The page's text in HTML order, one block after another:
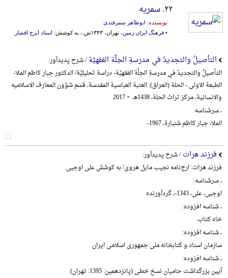
۲۲. سمریه
نویسنده: ابوطاهر سمرقندی
• فرهنگ ایران زمین، تهران، ۱۳۴۳ش.، به کوشش: استاد ایرج افشار
التأصیلُ والتجدیدُ في مدرسةِ الحِلَّة الفقهیَّة/ شرح پدیدآور:
التأصیلُ والتجدیدُ في مدرسةِ الحِلَّة الفقهیَّة- دراسة تحلیلیَّة/ الدکتور جبار کاظم الملا-
الطبعة الاولی.- الحلة (العراق): العتبة العباسیة المقدسة، قسم شؤون المعارف الاسلامیه
والانسانیة، مرکز تراث الحلة، 1438هـ. = 2017
، سرشناسه:
الملا، جبار کاظم شنبارة، 1967-
فرزند هرات/ شرح پدیدآور:
فرزند هرات: ارج‌نامه نجیب مایل هروی/ به کوشش علی اوجبی.
، سرشناسه:
اوجبی، علی، 1343-، گردآورنده
، شناسه افزوده:
خاه کتاب
، شناسه افزوده:
سازمان اسناد و کتابخانه ملی جمهوری اسلامی ایران
، شناسه افزوده:
آیین بزرگداشت حامیان نسخ خطی (پانزدهمین: 1395: تهران)